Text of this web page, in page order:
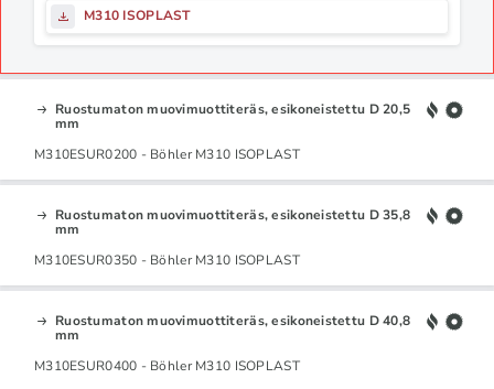
M310 ISOPLAST
Ruostumaton muovimuottiteräs, esikoneistettu D 20,5
mm
M310ESUR0200 - Böhler M310 ISOPLAST
Ruostumaton muovimuottiteräs, esikoneistettu D 35,8
mm
M310ESUR0350 - Böhler M310 ISOPLAST
Ruostumaton muovimuottiteräs, esikoneistettu D 40,8
mm
M310ESUR0400 - Böhler M310 ISOPLAST